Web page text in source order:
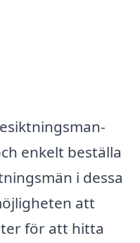
enkelt beställa
i dessa
att
för att hitta